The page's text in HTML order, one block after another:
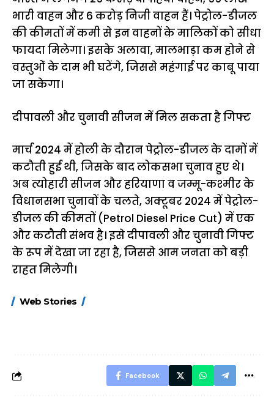
भारी वाहन और 6 करोड़ निजी वाहन हैं। पेट्रोल-डीजल
की कीमतों में कमी से इन वाहनों के मालिकों को सीधा
फायदा मिलेगा। इसके अलावा, मालभाड़ा कम होने से
वस्तुओं के दाम भी घटेंगे, जिससे महंगाई पर काबू पाया
जा सकेगा।
दीपावली और चुनावी सीजन में मिल सकता है गिफ्ट
मार्च 2024 में होली के दौरान पेट्रोल-डीजल के दामों में
कटौती हुई थी, जिसके बाद लोकसभा चुनाव हुए थे।
अब त्योहारी सीजन और हरियाणा व जम्मू-कश्मीर के
विधानसभा चुनावों के चलते, अक्टूबर 2024 में पेट्रोल-
डीजल की कीमतों (Petrol Diesel Price Cut) में एक
और कटौती संभव है। इसे दीपावली और चुनावी गिफ्ट
के रूप में देखा जा रहा है, जिससे आम जनता को बड़ी
राहत मिलेगी।
Web Stories
FASTag के ये नए
Facebook